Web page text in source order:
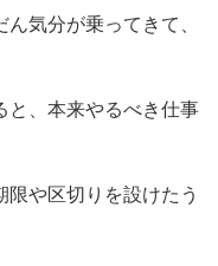
気分が乗ってきて、
と、本来やるべき仕事
や区切りを設けたう